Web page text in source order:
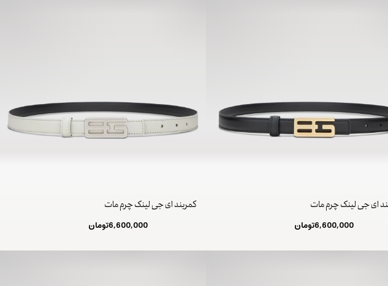
ای جی لینک چرم مات
6,600,000تومان
کمربند ای جی لینک چرم مات
6,600,000تومان